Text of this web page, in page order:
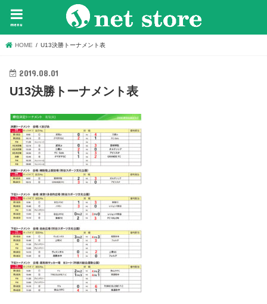
menu
HOME U13決勝トーナメント表
2019.08.01
U13決勝トーナメント表